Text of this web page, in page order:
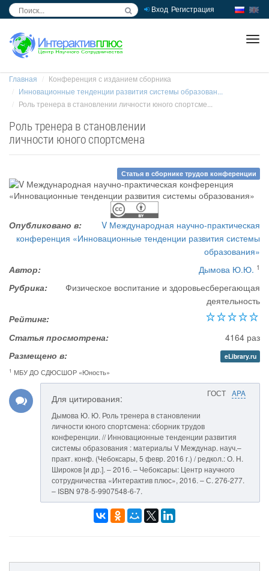
Вход Регистрация
Главная
Конференция с изданием сборника
Инновационные тенденции развития системы образован...
Роль тренера в становлении личности юного спортсме...
Роль тренера в становлении
личности юного спортсмена
Статья в сборнике трудов конференции
Опубликовано в:
V Международная научно-практическая
конференция «Инновационные тенденции развития системы
образования»
Автор:
Дымова Ю.Ю. 1
Рубрика:
Физическое воспитание и здоровьесберегающая
деятельность
Рейтинг:
Статья просмотрена:
4164 раз
Размещено в:
eLibrary.ru
1 МБУ ДО СДЮСШОР «Юность»
ГОСТ APA
Для цитирования:
Дымова Ю. Ю. Роль тренера в становлении
личности юного спортсмена: сборник трудов
конференции. // Инновационные тенденции развития
системы образования : материалы V Междунар. науч.–
практ. конф. (Чебоксары, 5 февр. 2016 г.) / редкол.: О. Н.
Широков [и др.]. – 2016. – Чебоксары: Центр научного
сотрудничества «Интерактив плюс», 2016. – С. 276-277.
– ISBN 978-5-9907548-6-7.